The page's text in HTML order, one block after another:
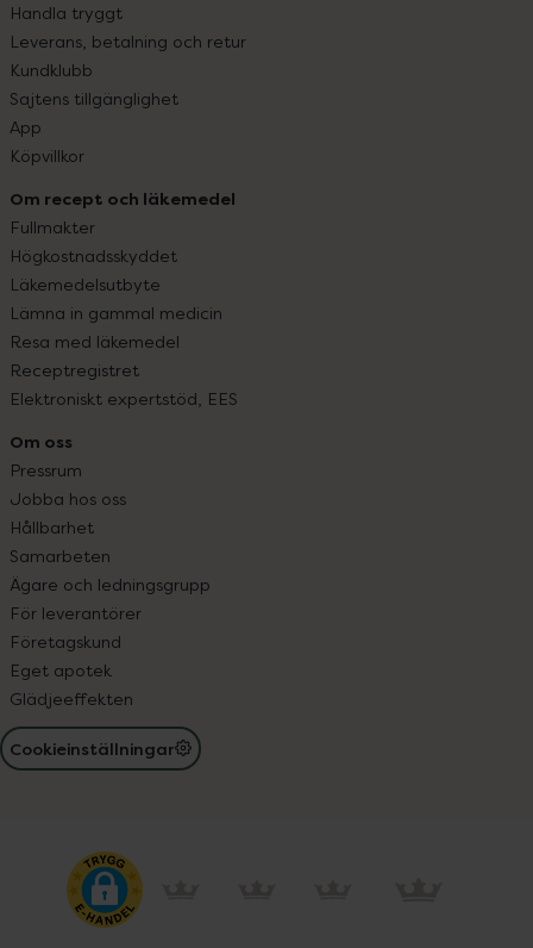
Handla tryggt
Leverans, betalning och retur
Kundklubb
Sajtens tillgänglighet
App
Köpvillkor
Om recept och läkemedel
Fullmakter
Högkostnadsskyddet
Läkemedelsutbyte
Lämna in gammal medicin
Resa med läkemedel
Receptregistret
Elektroniskt expertstöd, EES
Om oss
Pressrum
Jobba hos oss
Hållbarhet
Samarbeten
Ägare och ledningsgrupp
För leverantörer
Företagskund
Eget apotek
Glädjeeffekten
Cookieinställningar